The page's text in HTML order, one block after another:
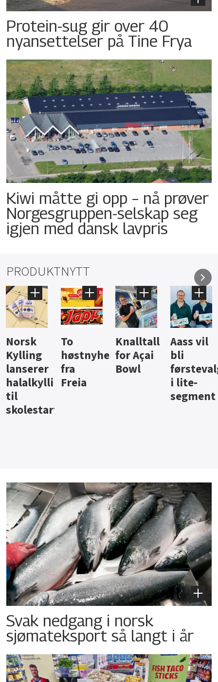
Protein-sug gir over 40
nyansettelser på Tine Frya
Kiwi måtte gi opp – nå prøver
Norgesgruppen-selskap seg
igjen med dansk lavpris
PRODUKTNYTT
Knalltall
for Açai
Bowl
Aass vil
bli
førstevalg
i lite-
Brus og
jus fra
Berentsen
Hard
iste fra
Hansa
Svak nedgang i norsk
sjømateksport så langt i år